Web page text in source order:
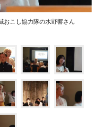
おこし協力隊の水野響さん